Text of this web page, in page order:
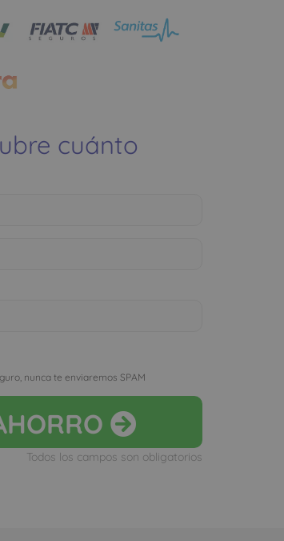
cuánto
nunca te enviaremos SPAM
Todos los campos son obligatorios